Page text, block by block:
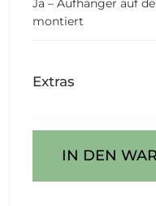
montiert
Extras
IN DEN